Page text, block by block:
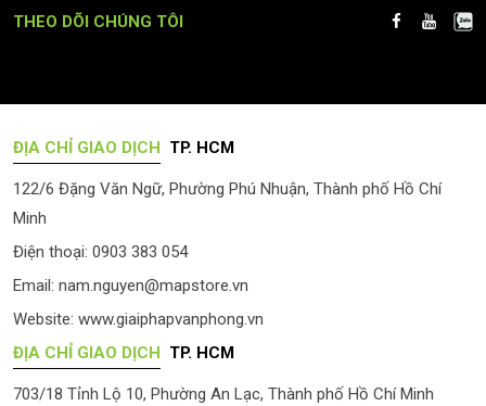
THEO DÕI CHÚNG TÔI
ĐỊA CHỈ GIAO DỊCH TP. HCM
122/6 Đặng Văn Ngữ, Phường Phú Nhuận, Thành phố Hồ Chí
Minh
Điện thoại: 0903 383 054
Email: nam.nguyen@mapstore.vn
Website: www.giaiphapvanphong.vn
ĐỊA CHỈ GIAO DỊCH
TP. HCM
703/18 Tỉnh Lộ 10, Phường An Lạc, Thành phố Hồ Chí Minh